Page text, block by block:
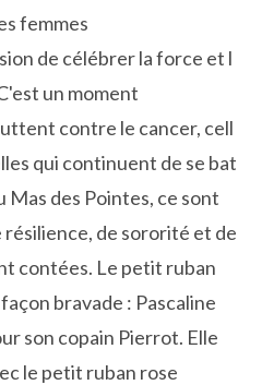
femmes
de célébrer la force et l
un moment
contre le cancer, cell
qui continuent de se bat
des Pointes, ce sont
résilience, de sororité et de
contées. Le petit ruban
bravade : Pascaline
son copain Pierrot. Elle
le petit ruban rose